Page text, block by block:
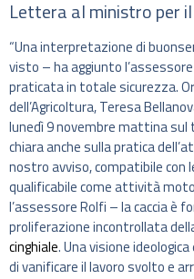
Lettera al ministro per
“Una interpretazione di
visto – ha aggiunto
praticata in totale sicurezza.
dell’Agricoltura, Teresa
lunedì 9 novembre mattina sul
chiara anche sulla pratica
nostro avviso, compatibile con
qualificabile come attività
l’assessore Rolfi – la caccia è
proliferazione incontrollata
cinghiale. Una visione
di vanificare il lavoro svolto e